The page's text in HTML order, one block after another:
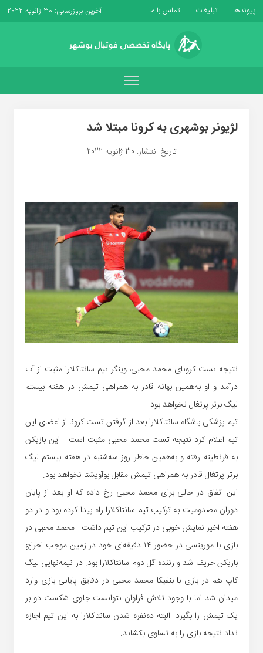
پیوندها تبلیغات تماس با ما آخرین بروزرسانی: 30 ژانویه 2022
لژیونر بوشهری به کرونا مبتلا شد
تاریخ انتشار: 30 ژانویه 2022
نتیجه تست کرونای محمد محبی، وینگر تیم سانتاکلارا مثبت از آب
درآمد و او به‌همین بهانه قادر به همراهی تیمش در هفته بیستم
لیگ برتر پرتغال نخواهد بود.
تیم پزشکی باشگاه سانتاکلارا بعد از گرفتن تست کرونا از اعضای این
تیم اعلام کرد نتیجه تست محمد محبی مثبت است. این بازیکن
به قرنطینه رفته‌ و به‌همین خاطر روز سه‌شنبه در هفته بیستم لیگ
برتر پرتغال قادر به همراهی تیمش مقابل بوآویشتا نخواهد بود.
این اتفاق در حالی برای محمد محبی رخ داده‌ که او بعد از پایان
دوران مصدومیت به ترکیب تیم سانتاکلارا راه پیدا کرده بود و در دو
هفته اخیر نمایش خوبی در ترکیب این تیم داشت . محمد محبی در
بازی با مورینسی در حضور ۱۴ دقیقه‌ای خود در زمین موجب اخراج
بازیکن حریف شد و زننده گل دوم سانتاکلارا بود. در نیمه‌نهایی لیگ
کاپ هم در بازی با بنفیکا محمد محبی در دقایق پایانی بازی وارد
میدان شد اما با وجود تلاش فراوان نتوانست جلوی شکست دو بر
یک تیمش را بگیرد. البته ده‌نفره شدن سانتاکلارا به این تیم اجازه
نداد نتیجه بازی را به تساوی بکشاند.